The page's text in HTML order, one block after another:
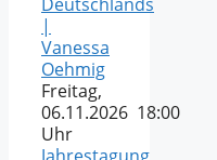
|
Vanessa
Oehmig
Freitag,
06.11.2026 18:00
Uhr